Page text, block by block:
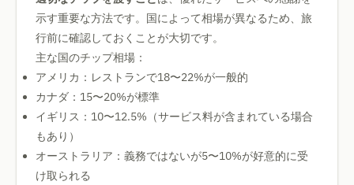
示す重要な方法です。国によって相場が異なるため、旅
行前に確認しておくことが大切です。
主な国のチップ相場：
アメリカ：レストランで18〜22%が一般的
カナダ：15〜20%が標準
イギリス：10〜12.5%（サービス料が含まれている場合
もあり）
オーストラリア：義務ではないが5〜10%が好意的に受
け取られる